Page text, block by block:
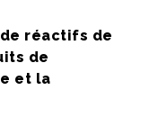
réactifs de
de
et la